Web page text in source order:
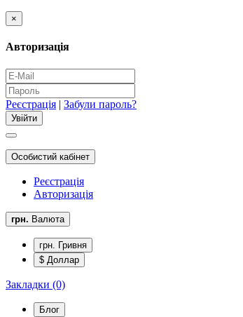
×
Авторизація
Реєстрація | Забули пароль?
Особистий кабінет
Реєстрація
Авторизація
грн. Валюта
грн. Гривня
$ Доллар
Закладки (0)
Блог